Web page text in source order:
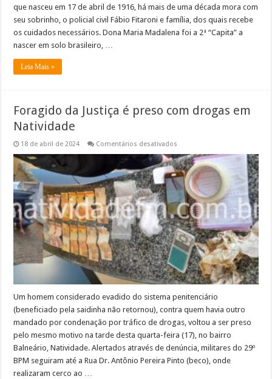
que nasceu em 17 de abril de 1916, há mais de uma década mora com
seu sobrinho, o policial civil Fábio Fitaroni e família, dos quais recebe
os cuidados necessários. Dona Maria Madalena foi a 2ª “Capita” a
nascer em solo brasileiro, …
Leia Mais »
Foragido da Justiça é preso com drogas em
Natividade
18 de abril de 2024 Comentários desativados
da
Justiça
é
preso
com
drogas
em
Natividade
Um homem considerado evadido do sistema penitenciário
(beneficiado pela saidinha não retornou), contra quem havia outro
mandado por condenação por tráfico de drogas, voltou a ser preso
pelo mesmo motivo na tarde desta quarta-feira (17), no bairro
Balneário, Natividade. Alertados através de denúncia, militares do 29º
BPM seguiram até a Rua Dr. Antônio Pereira Pinto (beco), onde
realizaram cerco ao …